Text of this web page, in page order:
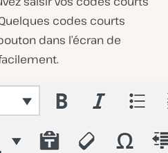
codes courts
dans l’écran de